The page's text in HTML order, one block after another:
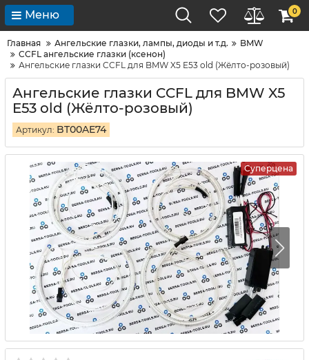
Меню 0
Главная Ангельские глазки, лампы, диоды и т.д.
BMW
CCFL ангельские глазки (ксенон)
Ангельские глазки CCFL для BMW X5 E53 old (Жёлто-розовый)
Ангельские глазки CCFL для BMW X5
E53 old (Жёлто-розовый)
Артикул: BT00AE74
Суперцена